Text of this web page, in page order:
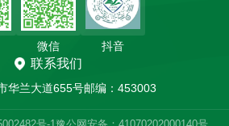
联系我们
华兰大道655号邮编：453003
微信 抖音